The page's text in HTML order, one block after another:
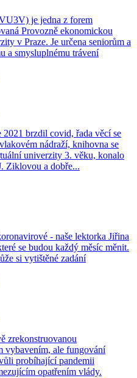
je jedna z forem
Provozně ekonomickou
v Praze. Je určena seniorům a
a smysluplnému trávení
brzdil covid, řada věcí se
nádraží, knihovna se
univerzity 3. věku, konalo
Ziklovou a dobře...
- naše lektorka Jiřina
se budou každý měsíc měnit.
si vytištěné zadání
zrekonstruovanou
vybavením, ale fungování
probíhající pandemii
opatřením vlády.